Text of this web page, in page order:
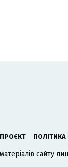
ПОЛІТИКА
сайту